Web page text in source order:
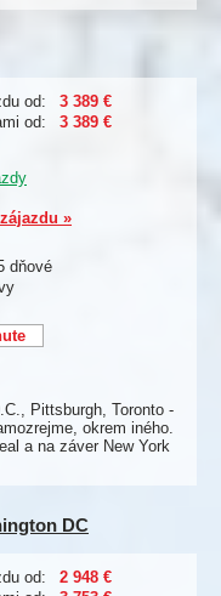
od:
3 389 €
od:
3 389 €
»
dňové
Pittsburgh, Toronto -
okrem iného.
a na záver New York
DC
od:
2 948 €